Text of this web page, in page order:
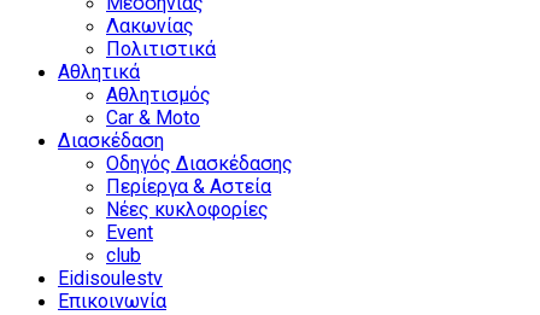
Λακωνίας
Πολιτιστικά
Αθλητικά
Αθλητισμός
Car & Moto
Διασκέδαση
Οδηγός Διασκέδασης
Περίεργα & Αστεία
Νέες κυκλοφορίες
Event
club
Eidisoulestv
Επικοινωνία